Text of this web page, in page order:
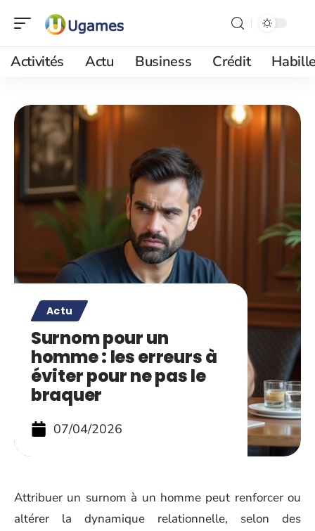
Activités Actu Business Crédit
Actu
Surnom pour un
homme : les erreurs à
éviter pour ne pas le
braquer
07/04/2026
Attribuer un surnom à un homme peut renforcer ou
altérer la dynamique relationnelle, selon des